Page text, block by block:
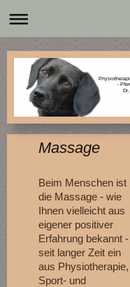
-
Massage
Beim Menschen ist
die Massage - wie
Ihnen vielleicht aus
eigener positiver
Erfahrung bekannt -
seit langer Zeit ein
aus Physiotherapie,
Sport- und